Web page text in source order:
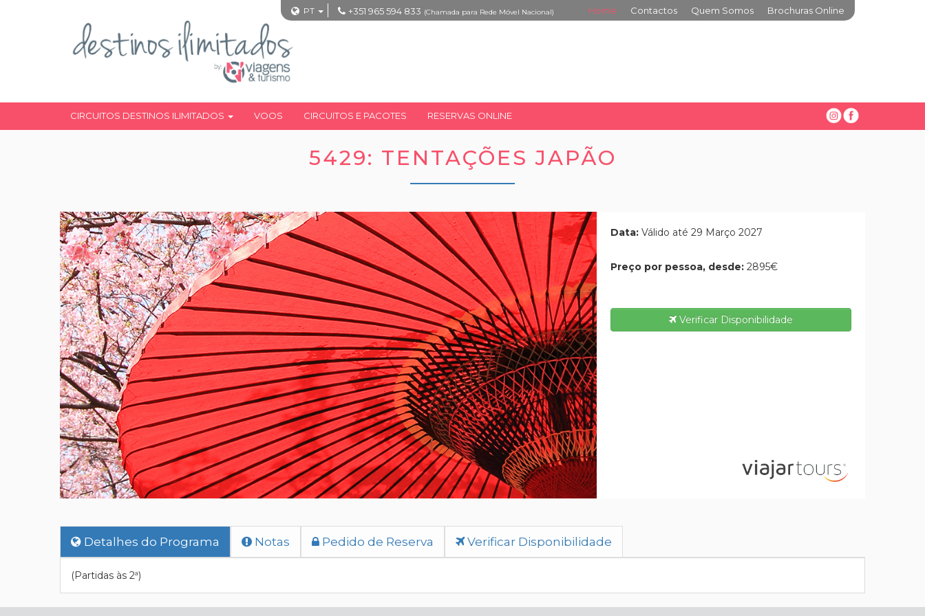
PT +351 965 594 833 (Chamada para Rede Móvel Nacional) Home Contactos Quem Somos Brochuras Online
CIRCUITOS DESTINOS ILIMITADOS VOOS CIRCUITOS E PACOTES RESERVAS ONLINE
5429: TENTAÇÕES JAPÃO
Data: Válido até 29 Março 2027
Preço por pessoa, desde: 2895€
Verificar Disponibilidade
Detalhes do Programa Notas Pedido de Reserva Verificar Disponibilidade
(Partidas às 2ª)